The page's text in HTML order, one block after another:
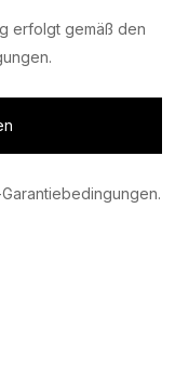
erfolgt gemäß den